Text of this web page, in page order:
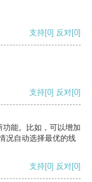
支持[0] 反对[0]
支持[0] 反对[0]
能。比如，可以增加
况自动选择最优的线
支持[0] 反对[0]